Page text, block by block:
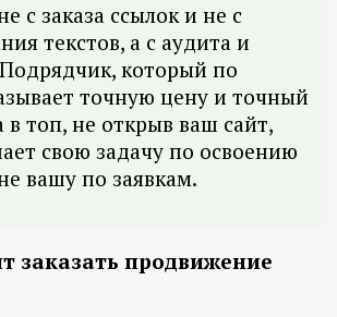
с заказа ссылок и не с
текстов, а с аудита и
который по
точную цену и точный
в топ, не открыв ваш сайт,
свою задачу по освоению
вашу по заявкам.
заказать продвижение